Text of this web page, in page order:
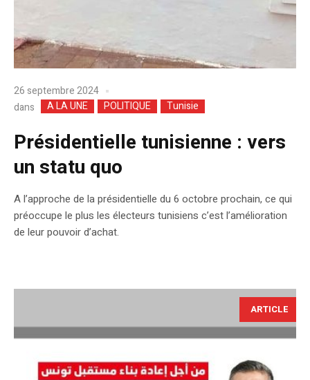
26 septembre 2024
dans
A LA UNE POLITIQUE Tunisie
Présidentielle tunisienne : vers
un statu quo
A l’approche de la présidentielle du 6 octobre prochain, ce qui
préoccupe le plus les électeurs tunisiens c’est l’amélioration
de leur pouvoir d’achat.
ARTICLE